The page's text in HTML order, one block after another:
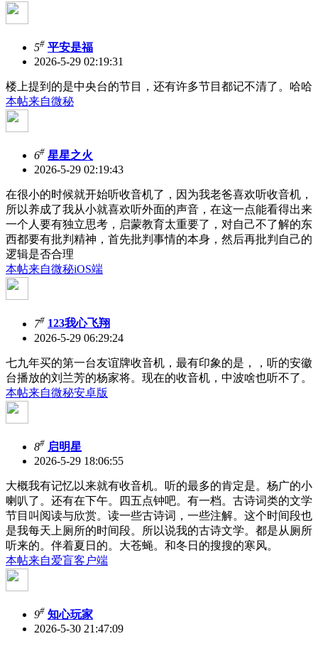
5# 平安是福
2026-5-29 02:19:31
楼上提到的是中央台的节目，还有许多节目都记不清了。哈哈
本帖来自微秘
6# 星星之火
2026-5-29 02:19:43
在很小的时候就开始听收音机了，因为我老爸喜欢听收音机，
所以养成了我从小就喜欢听外面的声音，在这一点能看得出来
一个人要有独立思考，启蒙教育太重要了，对自己不了解的东
西都要有批判精神，首先批判事情的本身，然后再批判自己的
逻辑是否合理
本帖来自微秘iOS端
7# 123我心飞翔
2026-5-29 06:29:24
七九年买的第一台友谊牌收音机，最有印象的是，，听的安徽
台播放的刘兰芳的杨家将。现在的收音机，中波啥也听不了。
本帖来自微秘安卓版
8# 启明星
2026-5-29 18:06:55
大概我有记忆以来就有收音机。听的最多的肯定是。杨广的小
喇叭了。还有在下午。四五点钟吧。有一档。古诗词类的文学
节目叫阅读与欣赏。读一些古诗词，一些注解。这个时间段也
是我每天上厕所的时间段。所以说我的古诗文学。都是从厕所
听来的。伴着夏日的。大苍蝇。和冬日的搜搜的寒风。
本帖来自爱盲客户端
9# 知心玩家
2026-5-30 21:47:09